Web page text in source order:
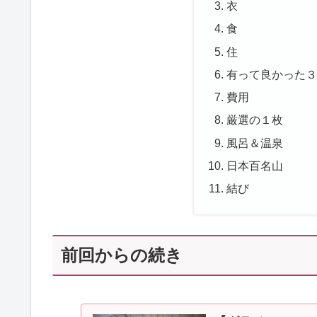
衣
食
住
有って良かった
費用
厳選の１枚
風呂＆温泉
日本百名山
結び
前回からの続き